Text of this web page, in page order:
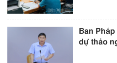
Ban
dự thảo